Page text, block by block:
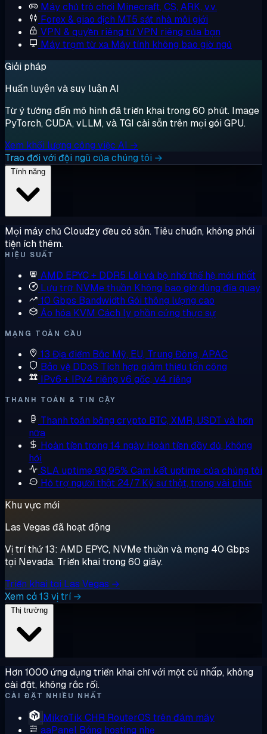
Máy chủ trò chơi Minecraft, CS, ARK, v.v.
Forex & giao dịch MT5 sát nhà môi giới
VPN & quyền riêng tưVPN riêng của bạn
Máy trạm từ xa Máy tính không bao giờ ngủ
Giải pháp
Huấn luyện và suy luận AI
Từ ý tưởng đến mô hình đã triển khai trong 60 phút. Image
PyTorch, CUDA, vLLM, và TGI cài sẵn trên mọi gói GPU.
Xem khối lượng công việc AI →
Trao đổi với đội ngũ của chúng tôi →
Mọi máy chủ Cloudzy đều có sẵn. Tiêu chuẩn, không phải
tiện ích thêm.
HIỆU SUẤT
AMD EPYC + DDR5 Lõi và bộ nhớ thế hệ mới nhất
Lưu trữ NVMe thuần Không bao giờ dùng đĩa quay
10 Gbps Bandwidth Gói thông lượng cao
Ảo hóa KVM Cách ly phần cứng thực sự
MẠNG TOÀN CẦU
13 Địa điểm Bắc Mỹ, EU, Trung Đông, APAC
Bảo vệ DDoS Tích hợp giảm thiểu tấn công
IPv6 + IPv4 riêng v6 gốc, v4 riêng
THANH TOÁN & TIN CẬY
Thanh toán bằng crypto BTC, XMR, USDT và hơn
nữa
Hoàn tiền trong 14 ngày Hoàn tiền đầy đủ, không
hỏi
SLA uptime 99,95% Cam kết uptime của chúng tôi
Hỗ trợ người thật 24/7 Kỹ sư thật, trong vài phút
Khu vực mới
Las Vegas đã hoạt động
Vị trí thứ 13: AMD EPYC, NVMe thuần và mạng 40 Gbps
tại Nevada. Triển khai trong 60 giây.
Triển khai tại Las Vegas →
Xem cả 13 vị trí →
Hơn 1000 ứng dụng triển khai chỉ với một cú nhấp, không
cài đặt, không rắc rối.
CÀI ĐẶT NHIỀU NHẤT
MikroTik CHR RouterOS trên đám mây
aaPanel Bảng hosting nhẹ